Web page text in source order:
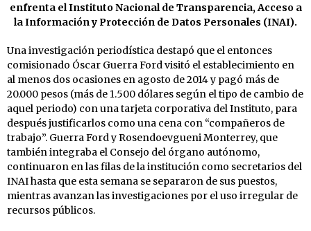
enfrenta el Instituto Nacional de Transparencia, Acceso a
la Información y Protección de Datos Personales (INAI).
Una investigación periodística destapó que el entonces
comisionado Óscar Guerra Ford visitó el establecimiento en
al menos dos ocasiones en agosto de 2014 y pagó más de
20.000 pesos (más de 1.500 dólares según el tipo de cambio de
aquel periodo) con una tarjeta corporativa del Instituto, para
después justificarlos como una cena con “compañeros de
trabajo”. Guerra Ford y Rosendoevgueni Monterrey, que
también integraba el Consejo del órgano autónomo,
continuaron en las filas de la institución como secretarios del
INAI hasta que esta semana se separaron de sus puestos,
mientras avanzan las investigaciones por el uso irregular de
recursos públicos.